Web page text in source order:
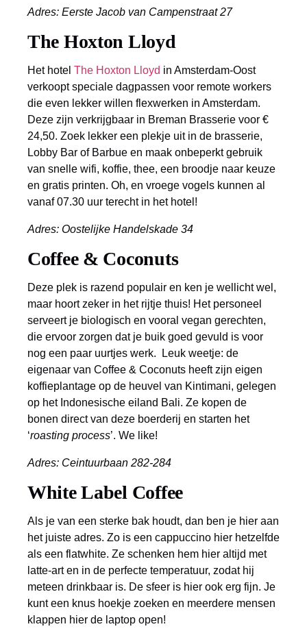
Adres: Eerste Jacob van Campenstraat 27
The Hoxton Lloyd
Het hotel The Hoxton Lloyd in Amsterdam-Oost
verkoopt speciale dagpassen voor remote workers
die even lekker willen flexwerken in Amsterdam.
Deze zijn verkrijgbaar in Breman Brasserie voor €
24,50. Zoek lekker een plekje uit in de brasserie,
Lobby Bar of Barbue en maak onbeperkt gebruik
van snelle wifi, koffie, thee, een broodje naar keuze
en gratis printen. Oh, en vroege vogels kunnen al
vanaf 07.30 uur terecht in het hotel!
Adres: Oostelijke Handelskade 34
Coffee & Coconuts
Deze plek is razend populair en ken je wellicht wel,
maar hoort zeker in het rijtje thuis! Het personeel
serveert je biologisch en vooral vegan gerechten,
die ervoor zorgen dat je buik goed gevuld is voor
nog een paar uurtjes werk. Leuk weetje: de
eigenaar van Coffee & Coconuts heeft zijn eigen
koffieplantage op de heuvel van Kintimani, gelegen
op het Indonesische eiland Bali. Ze kopen de
bonen direct van deze boerderij en starten het
‘roasting process’. We like!
Adres: Ceintuurbaan 282-284
White Label Coffee
Als je van een sterke bak houdt, dan ben je hier aan
het juiste adres. Zo is een cappuccino hier hetzelfde
als een flatwhite. Ze schenken hem hier altijd met
latte-art en in de perfecte temperatuur, zodat hij
meteen drinkbaar is. De sfeer is hier ook erg fijn. Je
kunt een knus hoekje zoeken en meerdere mensen
klappen hier de laptop open!